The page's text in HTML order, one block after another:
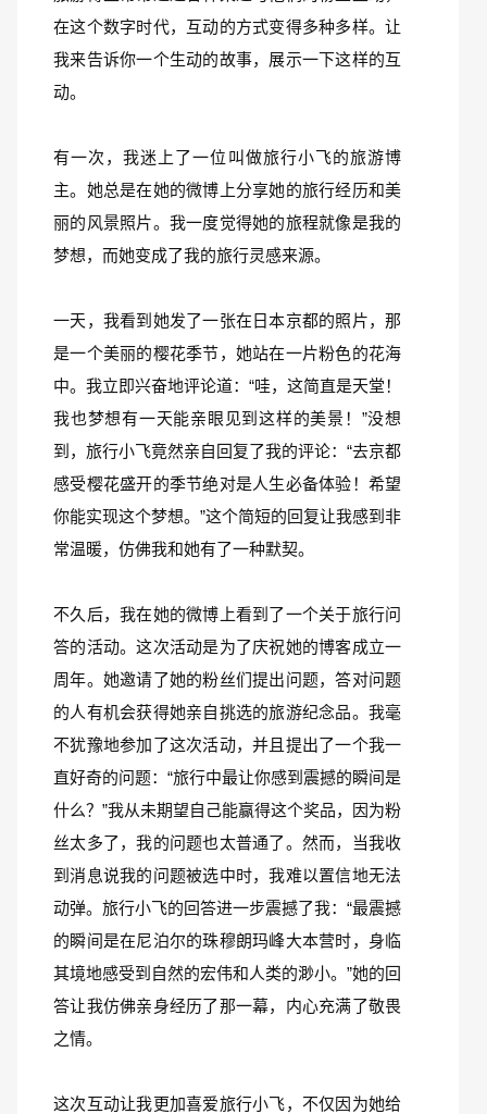
在这个数字时代，互动的方式变得多种多样。让
我来告诉你一个生动的故事，展示一下这样的互
动。
有一次，我迷上了一位叫做旅行小飞的旅游博
主。她总是在她的微博上分享她的旅行经历和美
丽的风景照片。我一度觉得她的旅程就像是我的
梦想，而她变成了我的旅行灵感来源。
一天，我看到她发了一张在日本京都的照片，那
是一个美丽的樱花季节，她站在一片粉色的花海
中。我立即兴奋地评论道：“哇，这简直是天堂！
我也梦想有一天能亲眼见到这样的美景！”没想
到，旅行小飞竟然亲自回复了我的评论：“去京都
感受樱花盛开的季节绝对是人生必备体验！希望
你能实现这个梦想。”这个简短的回复让我感到非
常温暖，仿佛我和她有了一种默契。
不久后，我在她的微博上看到了一个关于旅行问
答的活动。这次活动是为了庆祝她的博客成立一
周年。她邀请了她的粉丝们提出问题，答对问题
的人有机会获得她亲自挑选的旅游纪念品。我毫
不犹豫地参加了这次活动，并且提出了一个我一
直好奇的问题：“旅行中最让你感到震撼的瞬间是
什么？”我从未期望自己能赢得这个奖品，因为粉
丝太多了，我的问题也太普通了。然而，当我收
到消息说我的问题被选中时，我难以置信地无法
动弹。旅行小飞的回答进一步震撼了我：“最震撼
的瞬间是在尼泊尔的珠穆朗玛峰大本营时，身临
其境地感受到自然的宏伟和人类的渺小。”她的回
答让我仿佛亲身经历了那一幕，内心充满了敬畏
之情。
这次互动让我更加喜爱旅行小飞，不仅因为她给